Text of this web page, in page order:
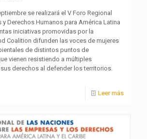
se realizará el V Foro Regional
y Derechos Humanos para América Latina
iniciativas promovidas por la
Coalition difunden las voces de mujeres
de distintos puntos de
vienen resistiendo a múltiples
derechos al defender los territorios.
Leer más